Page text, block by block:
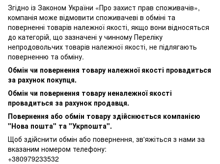
Згідно із Законом України «Про захист прав споживачів»,
компанія може відмовити споживачеві в обміні та
поверненні товарів належної якості, якщо вони відносяться
до категорій, що зазначені у чинному Переліку
непродовольчих товарів належної якості, не підлягають
поверненню та обміну.
Обмін чи повернення товару належної якості провадиться
за рахунок покупця.
Обмін чи повернення товару неналежної якості
провадиться за рахунок продавця.
Повернення або обмін товару здійснюється компанією
"Нова пошта" та "Укрпошта".
Щоб здійснити обмін або повернення, зв'яжіться з нами за
вказаним номером телефону:
+380979233532